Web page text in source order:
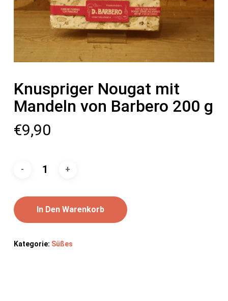
Knuspriger Nougat mit
Mandeln von Barbero 200 g
€9,90
In Den Warenkorb
Kategorie: Süßes